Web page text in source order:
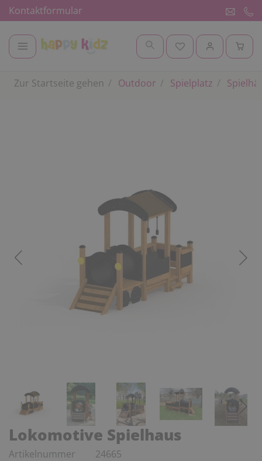
Kontaktformular
Zur Startseite gehen Outdoor Spielplatz
Lokomotive Spielhaus
Artikelnummer 24665